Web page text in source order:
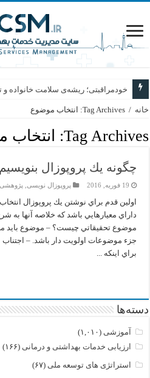
خودمراقبتی؛ ریشه‌ی سلامت خانواده و
خانه / Tag Archives: انتخاب موضوع
Tag Archives:
چگونه يك پروپوزال
19 فوریه, 2016 پروپوزال نویسی پژوهشی
اولين قدم براي نوشتن يك پروپوزال
داراي معيارهايي باشد كه خلاصه آنها به
موضوع تحقيقاتي چيست؟ – موضوع بايد
جزء موضوعات اولويت دار باشد. –
براي اينكه ...
دسته‌ها
آموزشی (۱,۰۱۰)
ارزیابی خدمات بهداشتی و درمانی (۱۶۶)
استراتژی های توسعه ملی (۶۷)